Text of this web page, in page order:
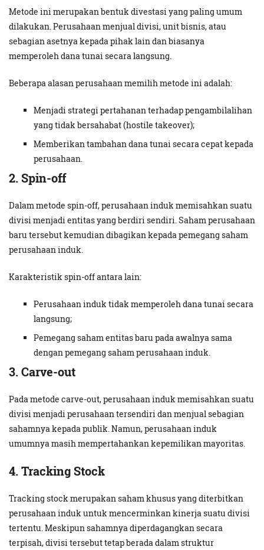
Metode ini merupakan bentuk divestasi yang paling umum
dilakukan. Perusahaan menjual divisi, unit bisnis, atau
sebagian asetnya kepada pihak lain dan biasanya
memperoleh dana tunai secara langsung.
Beberapa alasan perusahaan memilih metode ini adalah:
Menjadi strategi pertahanan terhadap pengambilalihan
yang tidak bersahabat (hostile takeover);
Memberikan tambahan dana tunai secara cepat kepada
perusahaan.
2. Spin-off
Dalam metode spin-off, perusahaan induk memisahkan suatu
divisi menjadi entitas yang berdiri sendiri. Saham perusahaan
baru tersebut kemudian dibagikan kepada pemegang saham
perusahaan induk.
Karakteristik spin-off antara lain:
Perusahaan induk tidak memperoleh dana tunai secara
langsung;
Pemegang saham entitas baru pada awalnya sama
dengan pemegang saham perusahaan induk.
3. Carve-out
Pada metode carve-out, perusahaan induk memisahkan suatu
divisi menjadi perusahaan tersendiri dan menjual sebagian
sahamnya kepada publik. Namun, perusahaan induk
umumnya masih mempertahankan kepemilikan mayoritas.
4. Tracking Stock
Tracking stock merupakan saham khusus yang diterbitkan
perusahaan induk untuk mencerminkan kinerja suatu divisi
tertentu. Meskipun sahamnya diperdagangkan secara
terpisah, divisi tersebut tetap berada dalam struktur